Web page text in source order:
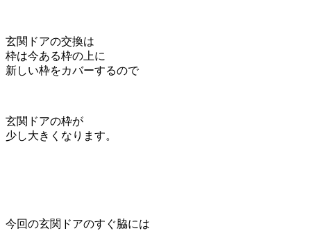
玄関ドアの交換は
枠は今ある枠の上に
新しい枠をカバーするので
玄関ドアの枠が
少し大きくなります。
今回の玄関ドアのすぐ脇には